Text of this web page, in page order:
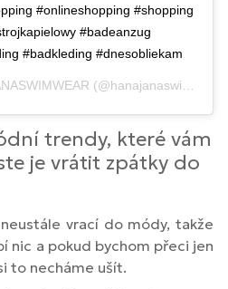
#onlineshopping #shopping
#badeanzug
#badkleding #dnesobliekam
(@hanajanaswimwear) on
trendy, které vám
je vrátit zpátky do
vrací do módy, takže
nic a pokud bychom přeci jen
to necháme ušít.